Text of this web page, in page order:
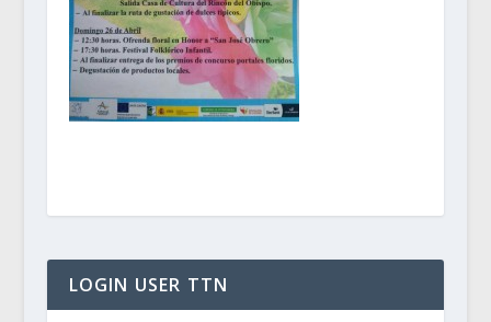
LOGIN USER TTN